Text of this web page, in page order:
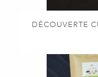
DÉCOUVERTE